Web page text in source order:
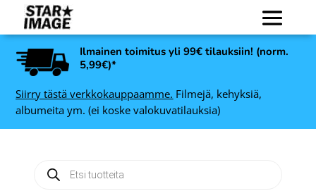
Ilmainen toimitus yli 99€ tilauksiin! (norm.
5,99€)*
Siirry tästä verkkokauppaamme. Filmejä, kehyksiä,
albumeita ym. (ei koske valokuvatilauksia)
search